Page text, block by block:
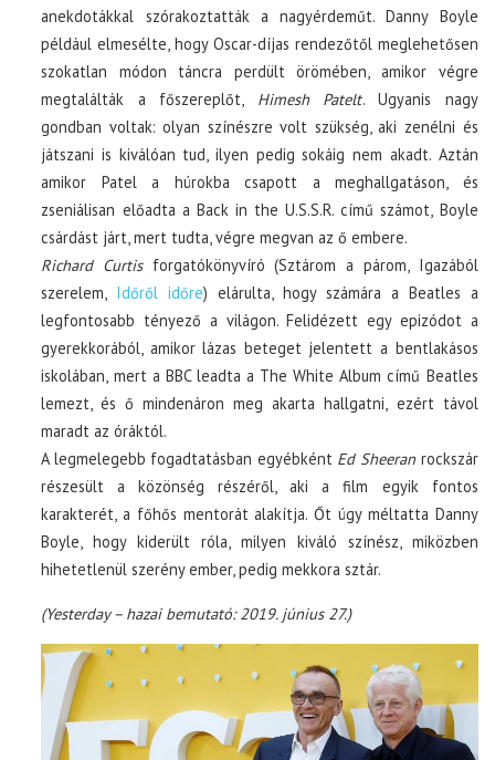
anekdotákkal szórakoztatták a nagyérdeműt. Danny Boyle
például elmesélte, hogy Oscar-díjas rendezőtől meglehetősen
szokatlan módon táncra perdült örömében, amikor végre
megtalálták a főszereplőt, Himesh Patelt. Ugyanis nagy
gondban voltak: olyan színészre volt szükség, aki zenélni és
játszani is kiválóan tud, ilyen pedig sokáig nem akadt. Aztán
amikor Patel a húrokba csapott a meghallgatáson, és
zseniálisan előadta a Back in the U.S.S.R. című számot, Boyle
csárdást járt, mert tudta, végre megvan az ő embere.
Richard Curtisforgatókönyvíró (Sztárom a párom, Igazából
szerelem, Időről időre) elárulta, hogy számára a Beatles a
legfontosabb tényező a világon. Felidézett egy epizódot a
gyerekkorából, amikor lázas beteget jelentett a bentlakásos
iskolában, mert a BBC leadta a The White Album című Beatles
lemezt, és ő mindenáron meg akarta hallgatni, ezért távol
maradt az óráktól.
A legmelegebb fogadtatásban egyébként Ed Sheeranrockszár
részesült a közönség részéről, aki a film egyik fontos
karakterét, a főhős mentorát alakítja. Őt úgy méltatta Danny
Boyle, hogy kiderült róla, milyen kiváló színész, miközben
hihetetlenül szerény ember, pedig mekkora sztár.
(Yesterday – hazai bemutató: 2019. június 27.)